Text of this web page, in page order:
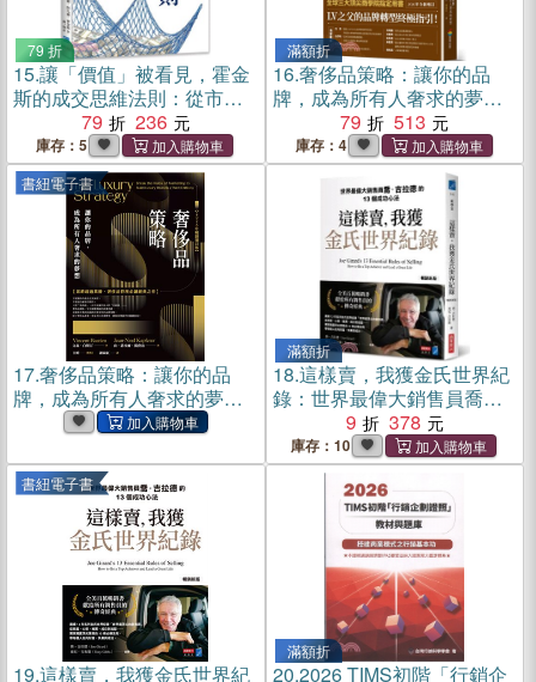
79 折
15.讓「價值」被看見，霍金
斯的成交思維法則：從市場
認知、客戶理解到實際演
練，以「銷售流程」重塑專
業實力，奠定現代銷售科學
基礎的經典之作！
79 236
庫存：5
滿額折
16.奢侈品策略：讓你的品
牌，成為所有人奢求的夢想
【2026年暢銷增訂版】
79 513
庫存：4
書紐電子書
17.奢侈品策略：讓你的品
牌，成為所有人奢求的夢想
(電子書)
滿額折
18.這樣賣，我獲金氏世界紀
錄：世界最偉大銷售員喬．
吉拉德的13個成功心法【暢
銷新版】
9 378
庫存：10
書紐電子書
19.這樣賣，我獲金氏世界紀
滿額折
20.2026 TIMS初階「行銷企